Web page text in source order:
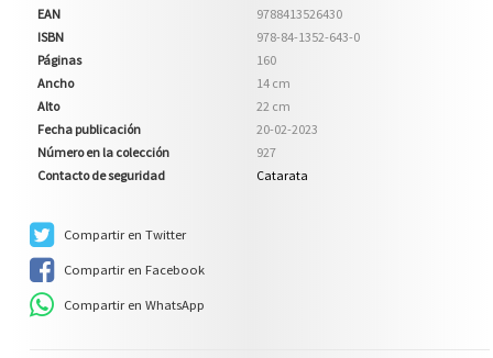
EAN
9788413526430
ISBN
978-84-1352-643-0
Páginas
160
Ancho
14 cm
Alto
22 cm
Fecha publicación
20-02-2023
Número en la colección
927
Contacto de seguridad
Catarata
Compartir en Twitter
Compartir en Facebook
Compartir en WhatsApp